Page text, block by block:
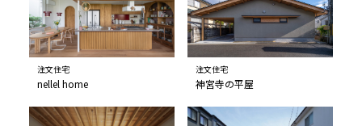
注文住宅
nellel home
注文住宅
神宮寺の平屋